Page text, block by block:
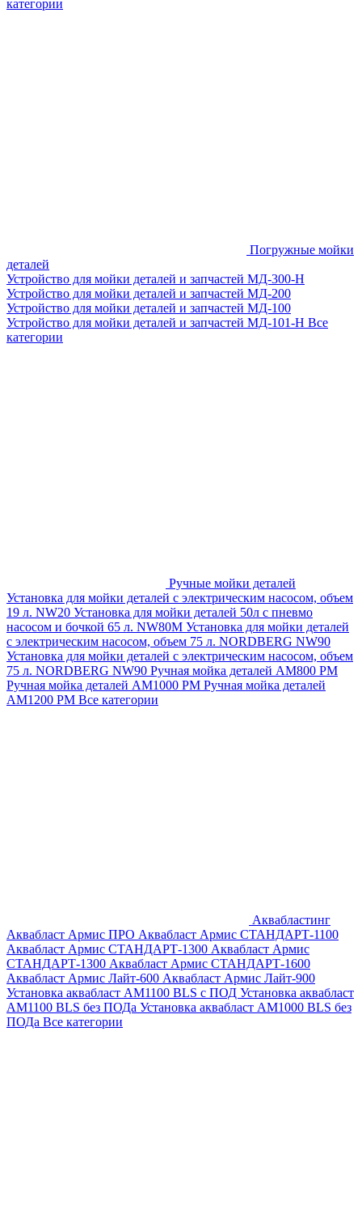
категории
Погружные мойки
деталей
Устройство для мойки деталей и запчастей МД-300-H
Устройство для мойки деталей и запчастей МД-200
Устройство для мойки деталей и запчастей МД-100
Устройство для мойки деталей и запчастей МД-101-Н Все
категории
Ручные мойки деталей
Установка для мойки деталей с электрическим насосом, объем
19 л. NW20 Установка для мойки деталей 50л с пневмо
насосом и бочкой 65 л. NW80M Установка для мойки деталей
с электрическим насосом, объем 75 л. NORDBERG NW90
Установка для мойки деталей с электрическим насосом, объем
75 л. NORDBERG NW90 Ручная мойка деталей АМ800 РМ
Ручная мойка деталей АМ1000 РМ Ручная мойка деталей
АМ1200 РМ Все категории
Аквабластинг
Аквабласт Армис ПРО Аквабласт Армис СТАНДАРТ-1100
Аквабласт Армис СТАНДАРТ-1300 Аквабласт Армис
СТАНДАРТ-1300 Аквабласт Армис СТАНДАРТ-1600
Аквабласт Армис Лайт-600 Аквабласт Армис Лайт-900
Установка аквабласт AM1100 BLS с ПОД Установка аквабласт
AM1100 BLS без ПОДа Установка аквабласт AM1000 BLS без
ПОДа Все категории